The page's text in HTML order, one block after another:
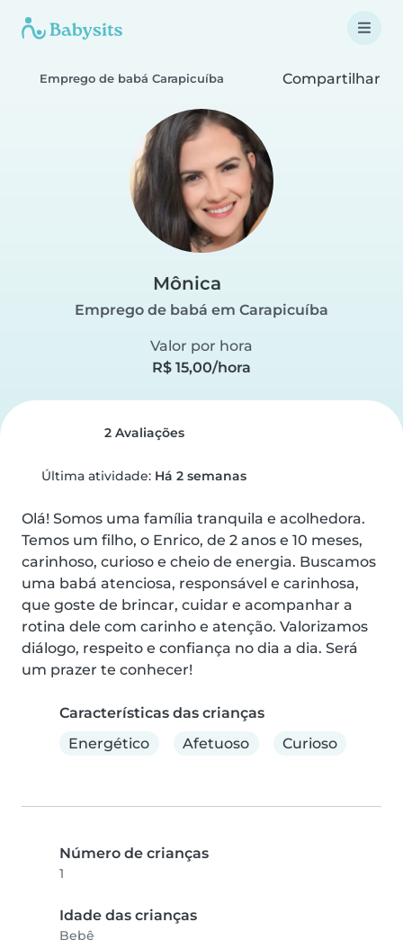
Emprego de babá Carapicuíba Compartilhar
Mônica
Emprego de babá em Carapicuíba
Valor por hora
R$ 15,00/hora
2 Avaliações
Última atividade: Há 2 semanas
Olá! Somos uma família tranquila e acolhedora.
Temos um filho, o Enrico, de 2 anos e 10 meses,
carinhoso, curioso e cheio de energia. Buscamos
uma babá atenciosa, responsável e carinhosa,
que goste de brincar, cuidar e acompanhar a
rotina dele com carinho e atenção. Valorizamos
diálogo, respeito e confiança no dia a dia. Será
um prazer te conhecer!
Características das crianças
Energético
Afetuoso Curioso
Número de crianças
1
Idade das crianças
Bebê